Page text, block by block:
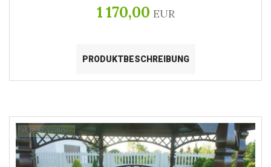
1 170,00 EUR
PRODUKTBESCHREIBUNG